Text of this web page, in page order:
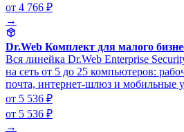
от 4 766 ₽
→
Dr.Web Комплект для малого
Вся линейка Dr.Web Enterprise
на сеть от 5 до 25 компьютеров:
почта, интернет-шлюз и мобильные
от 5 536 ₽
от 5 536 ₽
→